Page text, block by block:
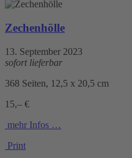
Zechenhölle
13. September 2023
sofort lieferbar
368 Seiten, 12,5 x 20,5 cm
15,– €
mehr Infos …
Print